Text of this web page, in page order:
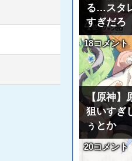
る…スタ
すぎだろ
18コメント
【原神】
狙いすぎ
ぅとか
20コメント